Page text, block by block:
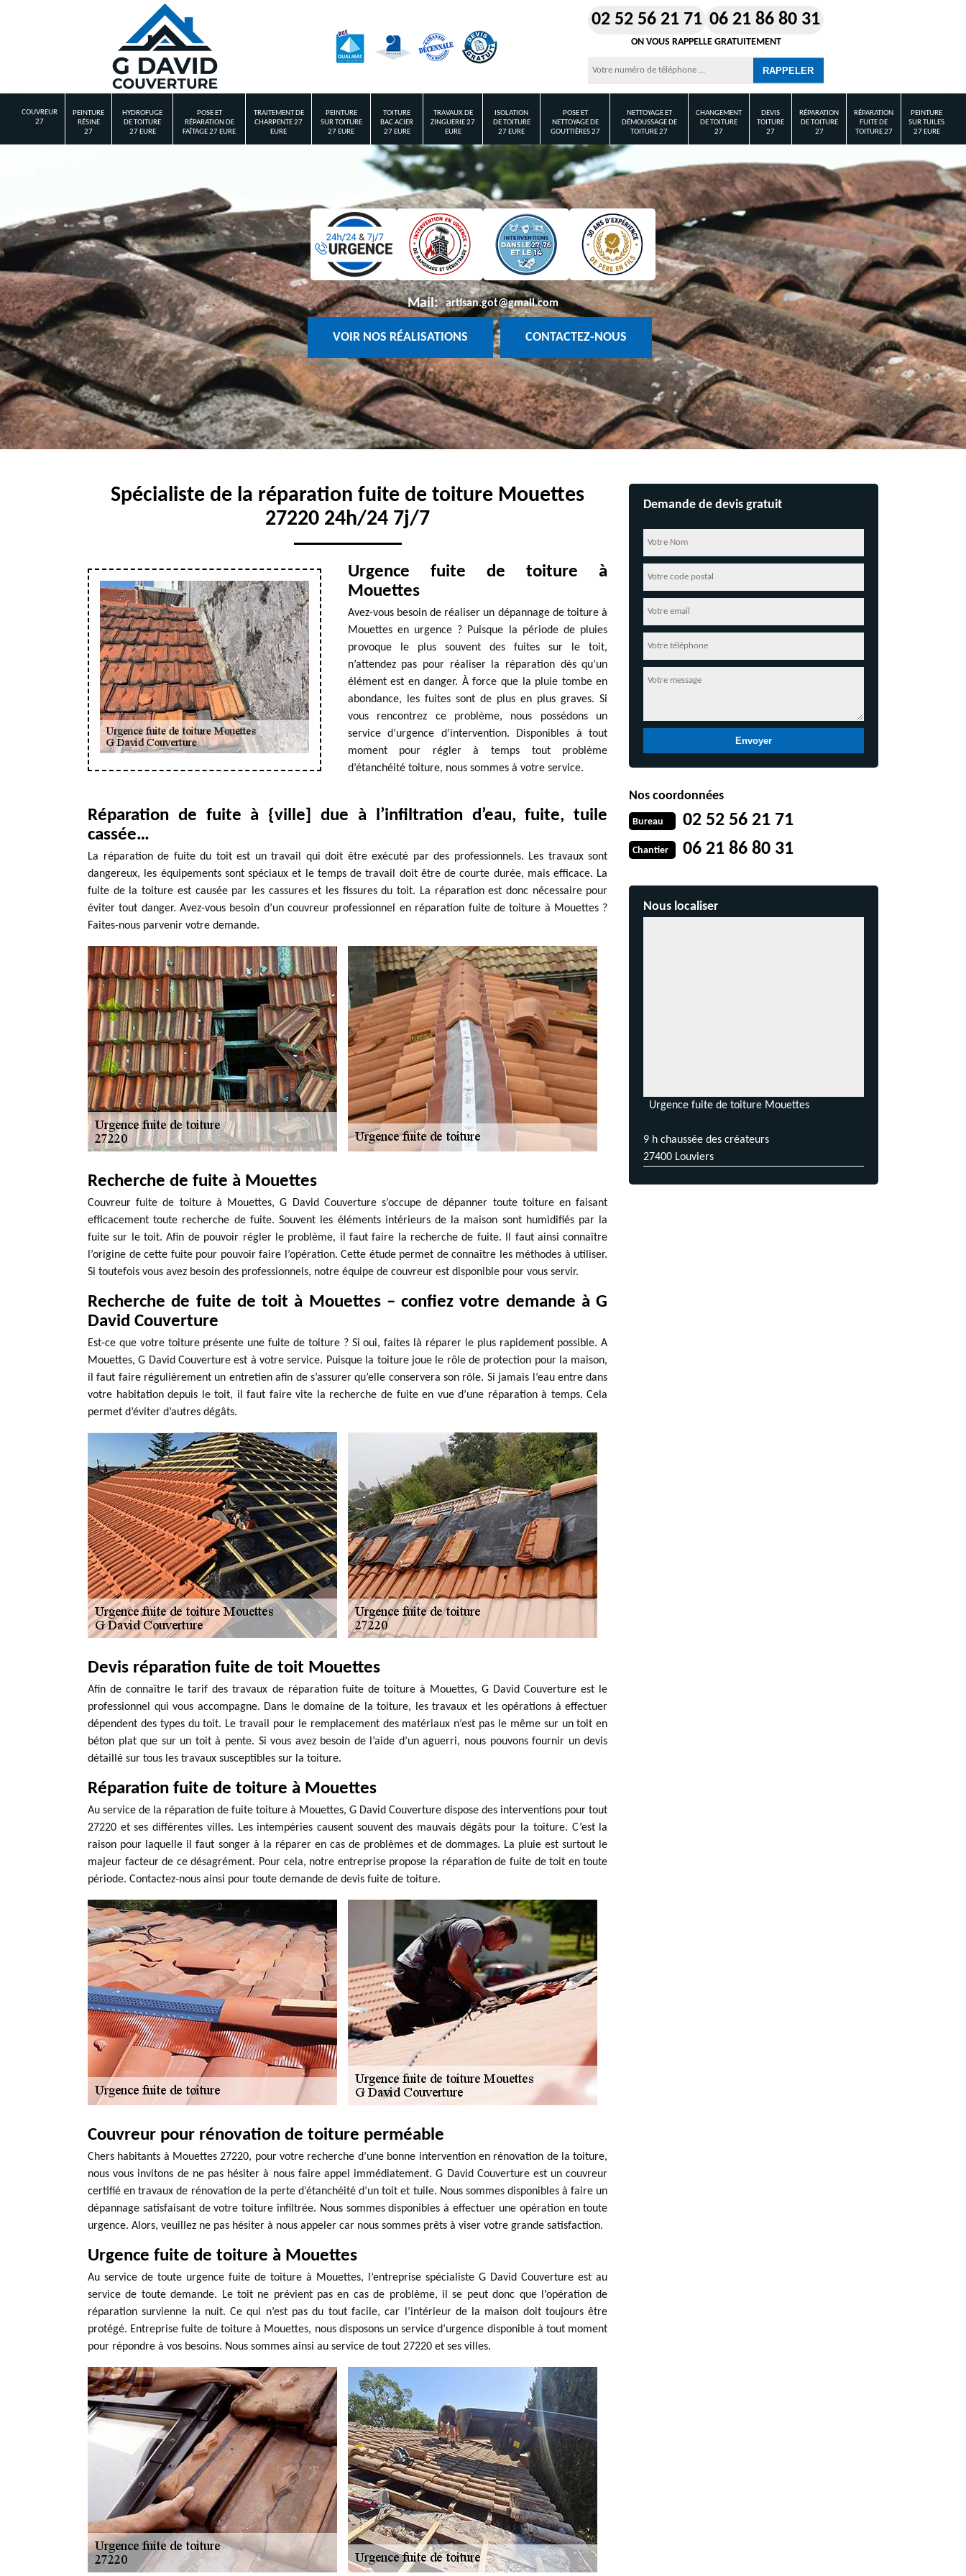
02 52 56 21 71 06 21 86 80 31
ON VOUS RAPPELLE GRATUITEMENT
COUVREUR
27
PEINTURE
RÉSINE
27
HYDROFUGE
DE TOITURE
27 EURE
POSE ET
RÉPARATION DE
FAÎTAGE 27 EURE
TRAITEMENT DE
CHARPENTE 27
EURE
PEINTURE
SUR TOITURE
27 EURE
TOITURE
BAC ACIER
27 EURE
TRAVAUX DE
ZINGUERIE 27
EURE
ISOLATION
DE TOITURE
27 EURE
POSE ET
NETTOYAGE DE
GOUTTIÈRES 27
NETTOYAGE ET
DÉMOUSSAGE DE
TOITURE 27
CHANGEMENT
DE TOITURE
27
DEVIS
TOITURE
27
RÉPARATION
DE TOITURE
27
RÉPARATION
FUITE DE
TOITURE 27
PEINTURE
SUR TUILES
27 EURE
Mail: artisan.got@gmail.com
VOIR NOS RÉALISATIONS CONTACTEZ-NOUS
Spécialiste de la réparation fuite de toiture Mouettes
27220 24h/24 7j/7
Urgence fuite de toiture à
Mouettes
Avez-vous besoin de réaliser un dépannage de toiture à
Mouettes en urgence ? Puisque la période de pluies
provoque le plus souvent des fuites sur le toit,
n’attendez pas pour réaliser la réparation dès qu’un
élément est en danger. À force que la pluie tombe en
abondance, les fuites sont de plus en plus graves. Si
vous rencontrez ce problème, nous possédons un
service d’urgence d’intervention. Disponibles à tout
moment pour régler à temps tout problème
d’étanchéité toiture, nous sommes à votre service.
Réparation de fuite à {ville] due à l’infiltration d’eau, fuite, tuile
cassée…
La réparation de fuite du toit est un travail qui doit être exécuté par des professionnels. Les travaux sont
dangereux, les équipements sont spéciaux et le temps de travail doit être de courte durée, mais efficace. La
fuite de la toiture est causée par les cassures et les fissures du toit. La réparation est donc nécessaire pour
éviter tout danger. Avez-vous besoin d’un couvreur professionnel en réparation fuite de toiture à Mouettes ?
Faites-nous parvenir votre demande.
Recherche de fuite à Mouettes
Couvreur fuite de toiture à Mouettes, G David Couverture s’occupe de dépanner toute toiture en faisant
efficacement toute recherche de fuite. Souvent les éléments intérieurs de la maison sont humidifiés par la
fuite sur le toit. Afin de pouvoir régler le problème, il faut faire la recherche de fuite. Il faut ainsi connaître
l’origine de cette fuite pour pouvoir faire l’opération. Cette étude permet de connaître les méthodes à utiliser.
Si toutefois vous avez besoin des professionnels, notre équipe de couvreur est disponible pour vous servir.
Recherche de fuite de toit à Mouettes – confiez votre demande à G
David Couverture
Est-ce que votre toiture présente une fuite de toiture ? Si oui, faites là réparer le plus rapidement possible. A
Mouettes, G David Couverture est à votre service. Puisque la toiture joue le rôle de protection pour la maison,
il faut faire régulièrement un entretien afin de s’assurer qu’elle conservera son rôle. Si jamais l’eau entre dans
votre habitation depuis le toit, il faut faire vite la recherche de fuite en vue d’une réparation à temps. Cela
permet d’éviter d’autres dégâts.
Devis réparation fuite de toit Mouettes
Afin de connaître le tarif des travaux de réparation fuite de toiture à Mouettes, G David Couverture est le
professionnel qui vous accompagne. Dans le domaine de la toiture, les travaux et les opérations à effectuer
dépendent des types du toit. Le travail pour le remplacement des matériaux n’est pas le même sur un toit en
béton plat que sur un toit à pente. Si vous avez besoin de l’aide d’un aguerri, nous pouvons fournir un devis
détaillé sur tous les travaux susceptibles sur la toiture.
Réparation fuite de toiture à Mouettes
Au service de la réparation de fuite toiture à Mouettes, G David Couverture dispose des interventions pour tout
27220 et ses différentes villes. Les intempéries causent souvent des mauvais dégâts pour la toiture. C’est la
raison pour laquelle il faut songer à la réparer en cas de problèmes et de dommages. La pluie est surtout le
majeur facteur de ce désagrément. Pour cela, notre entreprise propose la réparation de fuite de toit en toute
période. Contactez-nous ainsi pour toute demande de devis fuite de toiture.
Couvreur pour rénovation de toiture perméable
Chers habitants à Mouettes 27220, pour votre recherche d’une bonne intervention en rénovation de la toiture,
nous vous invitons de ne pas hésiter à nous faire appel immédiatement. G David Couverture est un couvreur
certifié en travaux de rénovation de la perte d’étanchéité d’un toit et tuile. Nous sommes disponibles à faire un
dépannage satisfaisant de votre toiture infiltrée. Nous sommes disponibles à effectuer une opération en toute
urgence. Alors, veuillez ne pas hésiter à nous appeler car nous sommes prêts à viser votre grande satisfaction.
Urgence fuite de toiture à Mouettes
Au service de toute urgence fuite de toiture à Mouettes, l’entreprise spécialiste G David Couverture est au
service de toute demande. Le toit ne prévient pas en cas de problème, il se peut donc que l’opération de
réparation survienne la nuit. Ce qui n’est pas du tout facile, car l’intérieur de la maison doit toujours être
protégé. Entreprise fuite de toiture à Mouettes, nous disposons un service d’urgence disponible à tout moment
pour répondre à vos besoins. Nous sommes ainsi au service de tout 27220 et ses villes.
Demande de devis gratuit
Nos coordonnées
Bureau 02 52 56 21 71
Chantier 06 21 86 80 31
Nous localiser
Urgence fuite de toiture Mouettes
9 h chaussée des créateurs
27400 Louviers